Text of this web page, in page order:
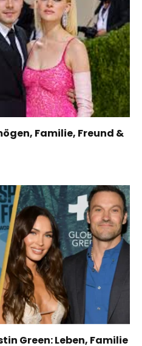
Familie, Freund &
Green: Leben, Familie